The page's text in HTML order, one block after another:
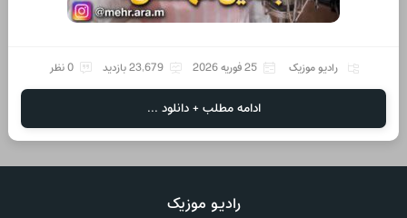
رادیو موزیک 25 فوریه 2026 23,679 بازدید 0 نظر
ادامه مطلب + دانلود ...
رادیو موزیک